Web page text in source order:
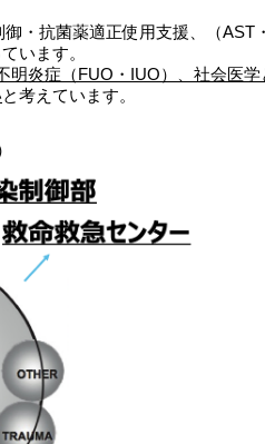
・抗菌薬適正使用支援、（AST
います。
明炎症（FUO・IUO）、社会医
と考えています。